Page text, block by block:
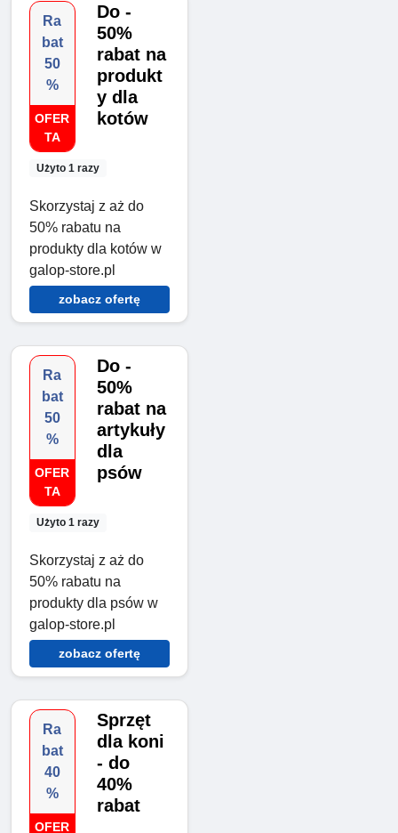
Ra
bat
50
%
OFER
TA
Użyto 1 razy
Do -
50%
rabat na
produkt
y dla
kotów
Skorzystaj z aż do
50% rabatu na
produkty dla kotów w
galop-store.pl
zobacz ofertę
Ra
bat
50
%
OFER
TA
Użyto 1 razy
Do -
50%
rabat na
artykuły
dla
psów
Skorzystaj z aż do
50% rabatu na
produkty dla psów w
galop-store.pl
zobacz ofertę
Ra
bat
40
%
OFER
Sprzęt
dla koni
- do
40%
rabat